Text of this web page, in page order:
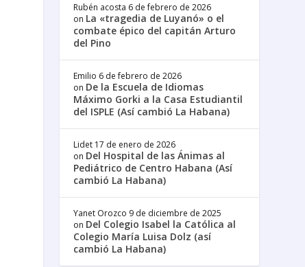
Rubén acosta 6 de febrero de 2026
on La «tragedia de Luyanó» o el
combate épico del capitán Arturo
del Pino
Emilio 6 de febrero de 2026
on De la Escuela de Idiomas
Máximo Gorki a la Casa Estudiantil
del ISPLE (Así cambió La Habana)
Lidet 17 de enero de 2026
on Del Hospital de las Ánimas al
Pediátrico de Centro Habana (Así
cambió La Habana)
Yanet Orozco 9 de diciembre de 2025
on Del Colegio Isabel la Católica al
Colegio María Luisa Dolz (así
cambió La Habana)